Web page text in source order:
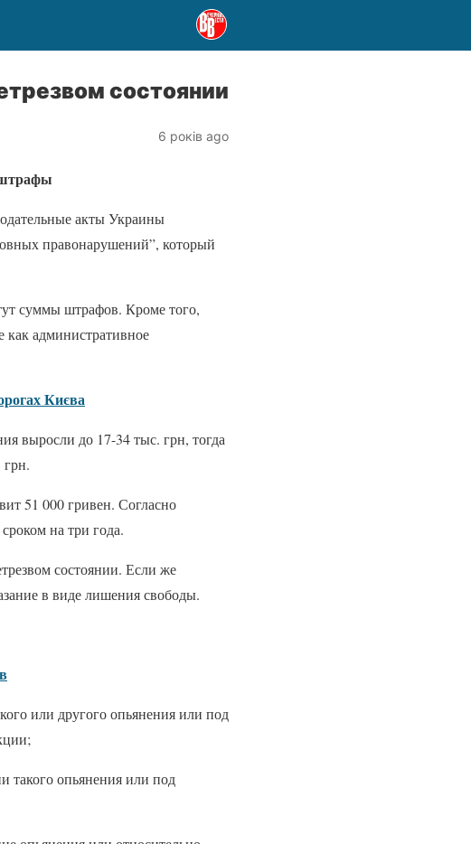
состоянии
6 років ago
штрафы
акты Украины
правонарушений”, который
суммы штрафов. Кроме того,
как административное
Києва
выросли до 17-34 тыс. грн, тогда
51 000 гривен. Согласно
на три года.
состоянии. Если же
в виде лишения свободы.
или другого опьянения или под
такого опьянения или под